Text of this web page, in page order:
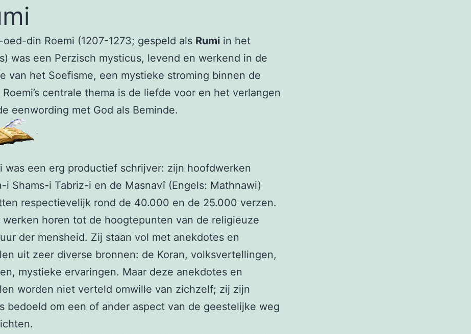
oed-din Roemi (1207-1273; gespeld als Rumi in het
was een Perzisch mysticus, levend en werkend in de
van het Soefisme, een mystieke stroming binnen de
Roemi’s centrale thema is de liefde voor en het verlangen
eenwording met God als Beminde.
was een erg productief schrijver: zijn hoofdwerken
i Shams-i Tabriz-i en de Masnavî (Engels: Mathnawi)
respectievelijk rond de 40.000 en de 25.000 verzen.
werken horen tot de hoogtepunten van de religieuze
der mensheid. Zij staan vol met anekdotes en
uit zeer diverse bronnen: de Koran, volksvertellingen,
mystieke ervaringen. Maar deze anekdotes en
worden niet verteld omwille van zichzelf; zij zijn
bedoeld om een of ander aspect van de geestelijke weg